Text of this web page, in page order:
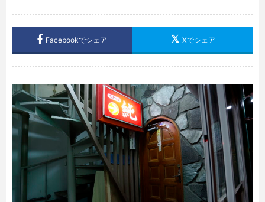
Facebookでシェア Xでシェア